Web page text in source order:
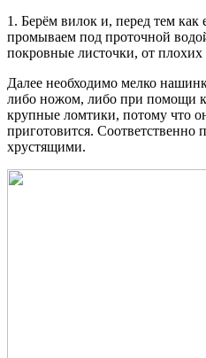
1. Берём вилок и, перед тем как
промываем под проточной
покровные листочки, от плохих
Далее необходимо мелко
либо ножом, либо при помощи
крупные ломтики, потому что
приготовится. Соответственно
хрустящими.